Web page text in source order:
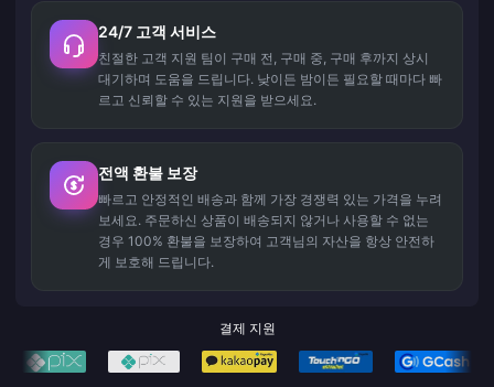
24/7 고객 서비스
친절한 고객 지원 팀이 구매 전, 구매 중, 구매 후까지 상시
대기하며 도움을 드립니다. 낮이든 밤이든 필요할 때마다 빠
르고 신뢰할 수 있는 지원을 받으세요.
전액 환불 보장
빠르고 안정적인 배송과 함께 가장 경쟁력 있는 가격을 누려
보세요. 주문하신 상품이 배송되지 않거나 사용할 수 없는
경우 100% 환불을 보장하여 고객님의 자산을 항상 안전하
게 보호해 드립니다.
결제 지원